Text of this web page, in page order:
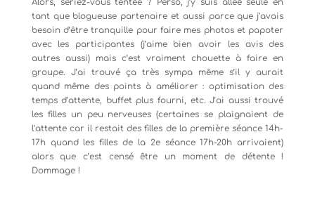
tant que blogueuse partenaire et aussi parce que j’avais
besoin d’être tranquille pour faire mes photos et papoter
avec les participantes (j’aime bien avoir les avis des
autres aussi) mais c’est vraiment chouette à faire en
groupe. J’ai trouvé ça très sympa même s’il y aurait
quand même des points à améliorer : optimisation des
temps d’attente, buffet plus fourni, etc. J’ai aussi trouvé
les filles un peu nerveuses (certaines se plaignaient de
l’attente car il restait des filles de la première séance 14h-
17h quand les filles de la 2e séance 17h-20h arrivaient)
alors que c’est censé être un moment de détente !
Dommage !